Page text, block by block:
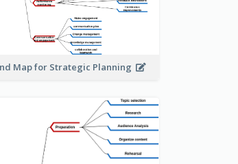
Map for Strategic Planning